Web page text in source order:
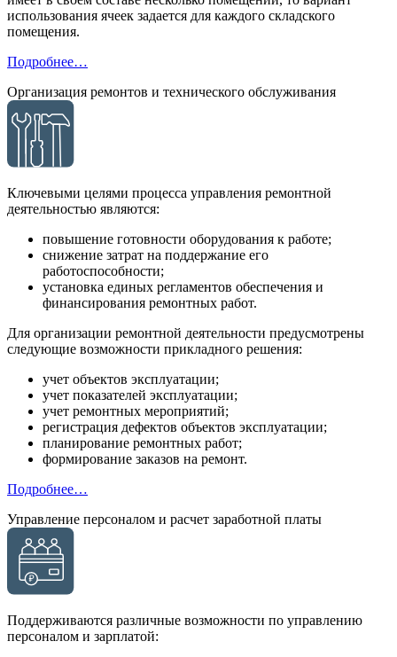
использования ячеек задается для каждого складского
помещения.
Подробнее…
Организация ремонтов и технического обслуживания
Ключевыми целями процесса управления ремонтной
деятельностью являются:
повышение готовности оборудования к работе;
снижение затрат на поддержание его
работоспособности;
установка единых регламентов обеспечения и
финансирования ремонтных работ.
Для организации ремонтной деятельности предусмотрены
следующие возможности прикладного решения:
учет объектов эксплуатации;
учет показателей эксплуатации;
учет ремонтных мероприятий;
регистрация дефектов объектов эксплуатации;
планирование ремонтных работ;
формирование заказов на ремонт.
Подробнее…
Управление персоналом и расчет заработной платы
Поддерживаются различные возможности по управлению
персоналом и зарплатой: